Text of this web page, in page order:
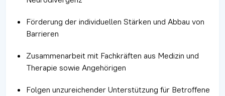
Förderung der individuellen Stärken und Abbau von
Barrieren
Zusammenarbeit mit Fachkräften aus Medizin und
Therapie sowie Angehörigen
Folgen unzureichender Unterstützung für Betroffene